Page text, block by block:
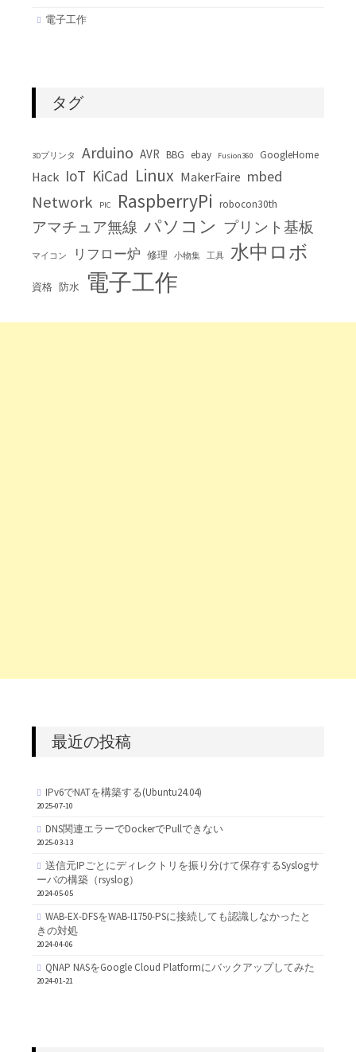
電子工作
タグ
3Dプリンタ Arduino AVR BBG ebay Fusion360 GoogleHome
Hack IoT KiCad Linux MakerFaire mbed
Network PIC RaspberryPi robocon30th
アマチュア無線 パソコン プリント基板
マイコン リフロー炉 修理 小物集 工具 水中ロボ
資格 防水 電子工作
最近の投稿
IPv6でNATを構築する(Ubuntu24.04)
2025-07-10
DNS関連エラーでDockerでPullできない
2025-03-13
送信元IPごとにディレクトリを振り分けて保存するSyslogサ
ーバの構築（rsyslog）
2024-05-05
WAB-EX-DFSをWAB-I1750-PSに接続しても認識しなかったと
きの対処
2024-04-06
QNAP NASをGoogle Cloud Platformにバックアップしてみた
2024-01-21